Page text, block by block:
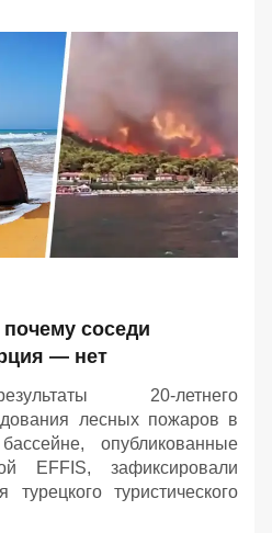
соседи
— нет
20-летнего
лесных пожаров в
опубликованные
EFFIS, зафиксировали
турецкого туристического